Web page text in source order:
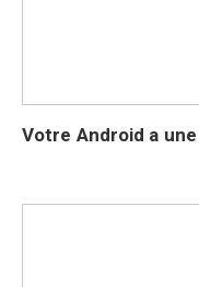
Votre Android a